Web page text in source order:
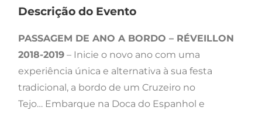
Descrição do Evento
PASSAGEM DE ANO A BORDO – RÉVEILLON
2018-2019 – Inicie o novo ano com uma
experiência única e alternativa à sua festa
tradicional, a bordo de um Cruzeiro no
Tejo… Embarque na Doca do Espanhol e